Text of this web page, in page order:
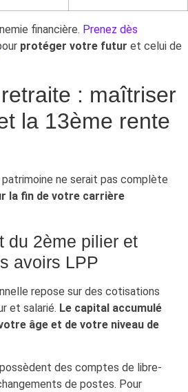
financière. Prenez dès
protéger votre futur et celui de
: maîtriser
la 13ème rente
ne serait pas complète
la fin de votre carrière
du 2ème pilier et
avoirs LPP
repose sur des cotisations
et salarié. Le capital accumulé
âge et de votre niveau de
des comptes de libre-
de postes. Pour